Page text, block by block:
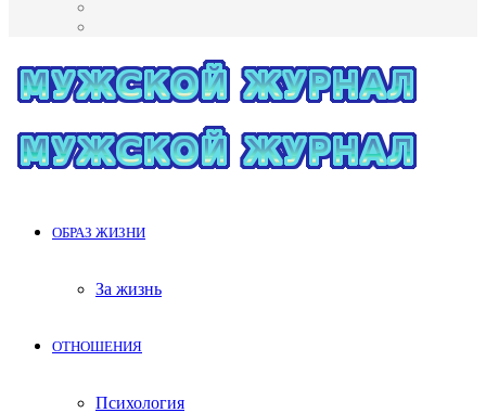
Меню
ОБРАЗ ЖИЗНИ
За жизнь
ОТНОШЕНИЯ
Психология